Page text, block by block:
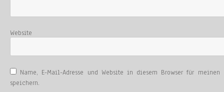
Website
Name, E-Mail-Adresse und Website in diesem Browser für meinen
speichern.